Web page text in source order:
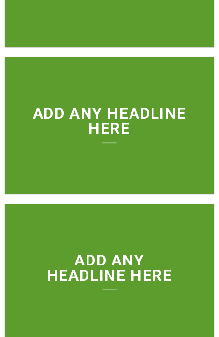
ADD ANY HEADLINE
HERE
ADD ANY
HEADLINE HERE